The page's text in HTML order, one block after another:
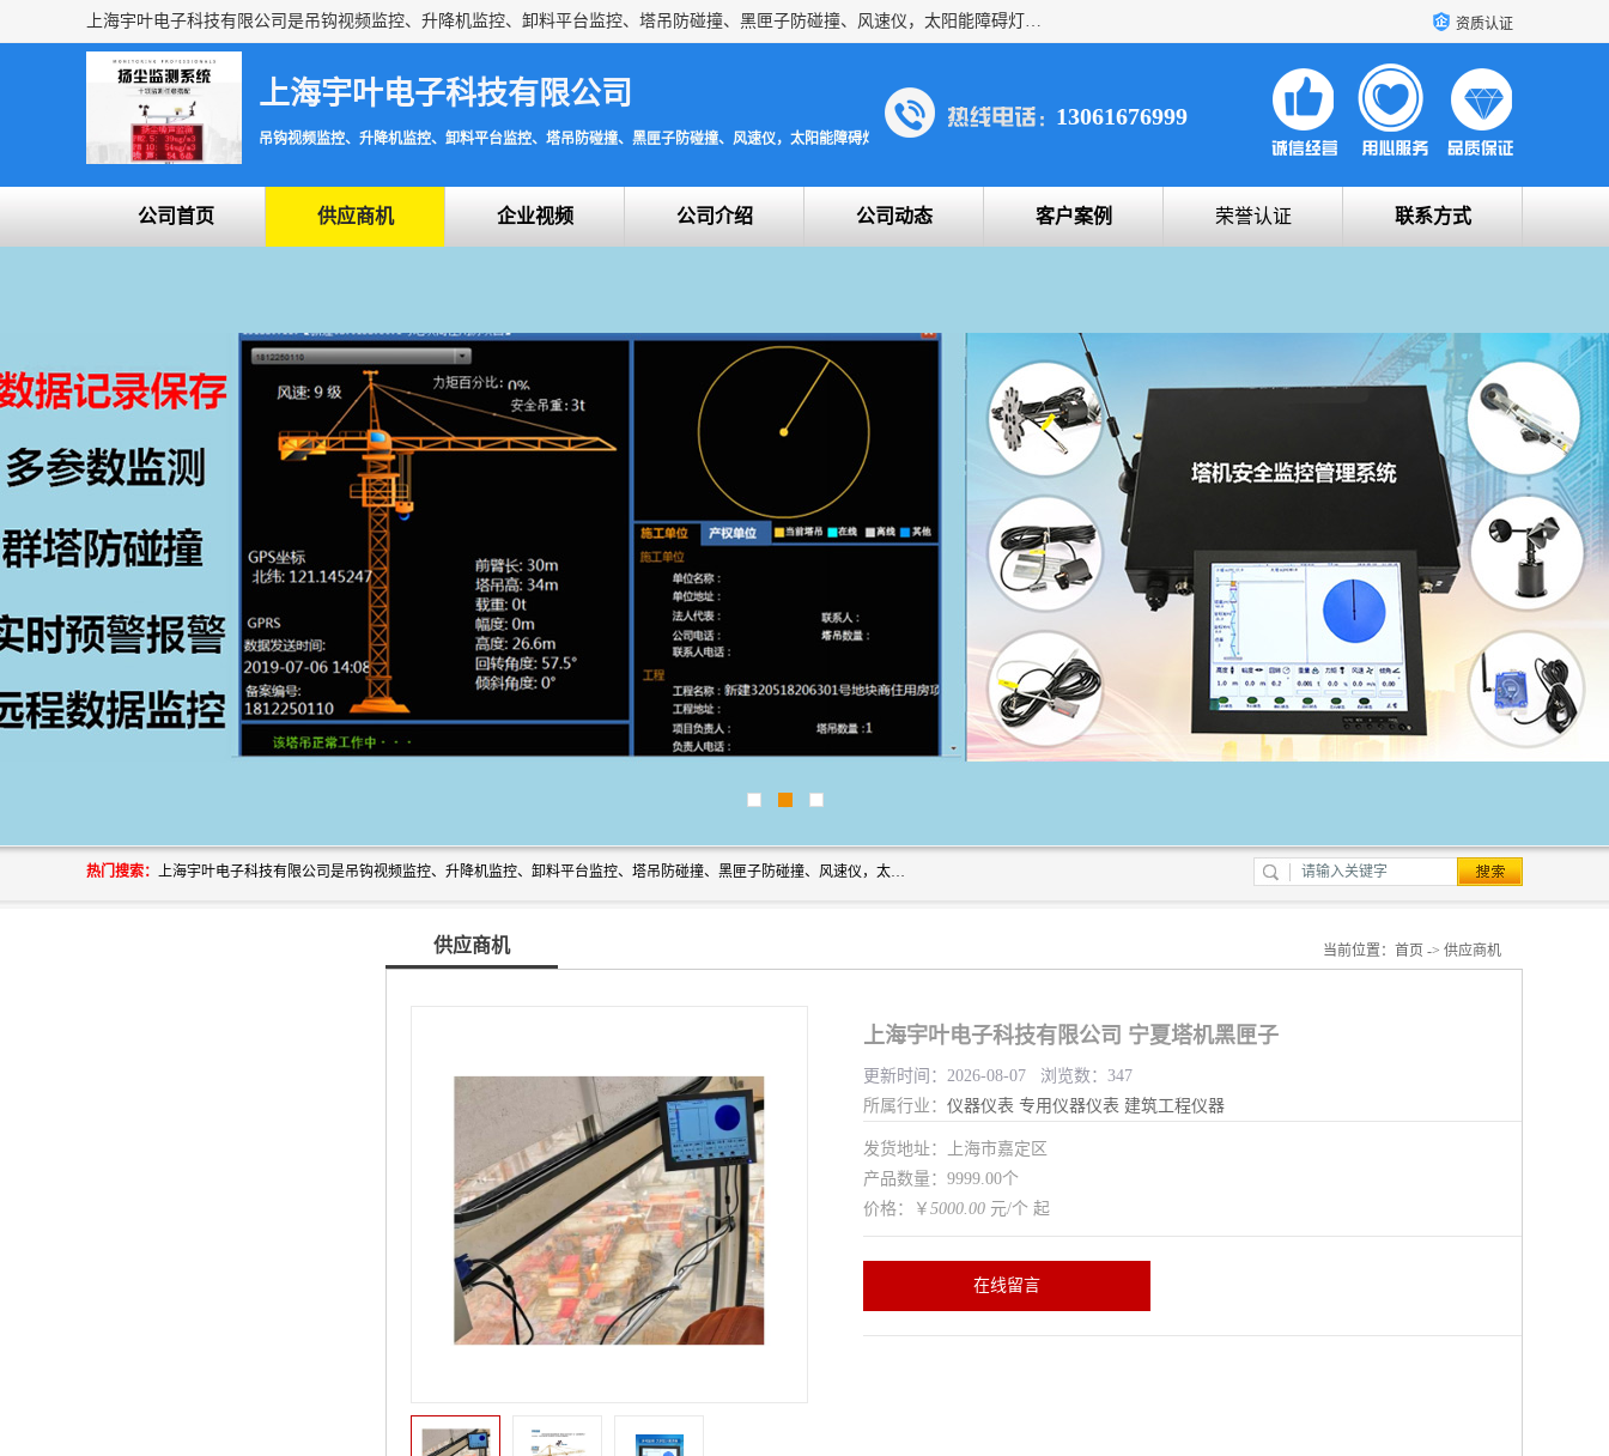
上海宇叶电子科技有限公司是吊钩视频监控、升降机监控、卸料平台监控、塔吊防碰撞、黑匣子防碰撞、风速仪，太阳能障碍灯安全提示灯等一系列升降机的常用配件产品专业研发生产加工的公司，拥有完整、科学的质量管理体系。 资质认证
上海宇叶电子科技有限公司
吊钩视频监控、升降机监控、卸料平台监控、塔吊防碰撞、黑匣子防碰撞、风速仪，太阳能障碍灯安全提示灯
13061676999
公司首页 供应商机 企业视频 公司介绍 公司动态 客户案例 荣誉认证 联系方式
热门搜索： 上海宇叶电子科技有限公司是吊钩视频监控、升降机监控、卸料平台监控、塔吊防碰撞、黑匣子防碰撞、风速仪，太阳能障碍灯安全提示灯等一系列升降机的常用配件产品专业研发生产加工的公司，拥有完整、科学的质量管理体系。
供应商机 当前位置： 首页 -> 供应商机
上海宇叶电子科技有限公司 宁夏塔机黑匣子
更新时间：2026-08-07 浏览数：347
所属行业： 仪器仪表 专用仪器仪表 建筑工程仪器
发货地址：上海市嘉定区
产品数量：9999.00个
价格：￥ 5000.00 元/个 起
在线留言